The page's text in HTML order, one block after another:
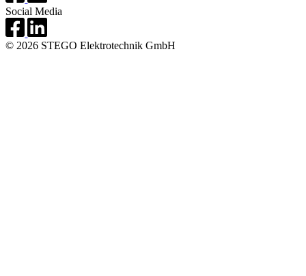
Social Media
© 2026 STEGO Elektrotechnik GmbH